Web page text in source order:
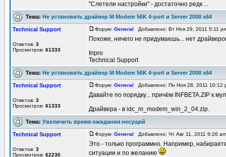
"Слетели настройки" - достаточно редк ...
Тема: Не установить драйвер M Modem 56K 4-port и Server 2008 x64
Technical Support
Ответов: 3
Просмотров: 61333
Форум: General Добавлено: Вт Ноя 29, 2011 5:11
Похоже, ничего не придумаешь... нет
Inpro
Technical Support
Тема: Не установить драйвер M Modem 56K 4-port и Server 2008 x64
Technical Support
Ответов: 3
Просмотров: 61333
Форум: General Добавлено: Пн Ноя 28, 2011
Давайте по порядку... причём INFBETA.ZIP к
Драйвера - в idc_m_modem_win_2_04.zip.
Тема: Увеличить время ожидания несущей
Technical Support
Ответов: 3
Просмотров: 62230
Форум: General Добавлено: Чт Авг 11, 2011 9:26
Это - только программно. Например,
ситуации и по желанию